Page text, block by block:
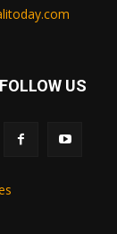
FOLLOW US